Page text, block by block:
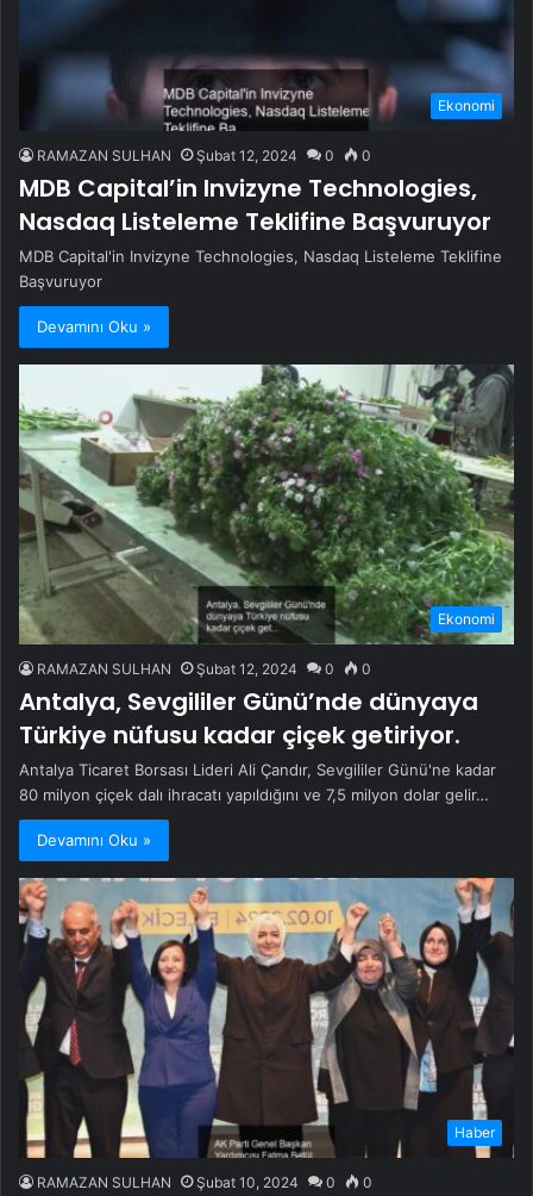
Ekonomi
RAMAZAN SULHAN Şubat 12, 2024 0 0
MDB Capital’in Invizyne Technologies,
Nasdaq Listeleme Teklifine Başvuruyor
MDB Capital'in Invizyne Technologies, Nasdaq Listeleme Teklifine
Başvuruyor
Devamını Oku »
Ekonomi
RAMAZAN SULHAN Şubat 12, 2024 0 0
Antalya, Sevgililer Günü’nde dünyaya
Türkiye nüfusu kadar çiçek getiriyor.
Antalya Ticaret Borsası Lideri Ali Çandır, Sevgililer Günü'ne kadar
80 milyon çiçek dalı ihracatı yapıldığını ve 7,5 milyon dolar gelir…
Devamını Oku »
Haber
RAMAZAN SULHAN Şubat 10, 2024 0 0